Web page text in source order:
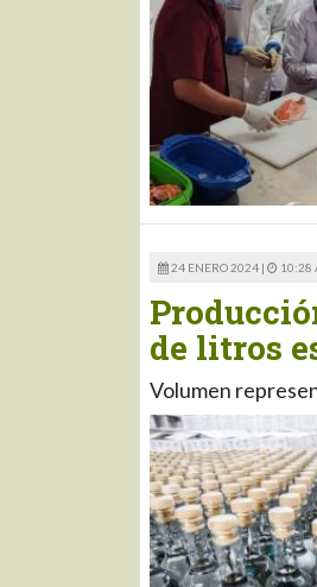
24 ENERO 2024 | 10:28
de litros
Volumen